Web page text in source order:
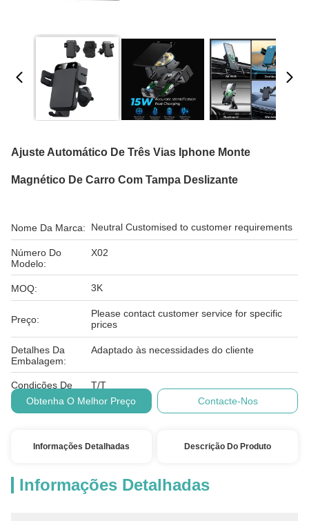
Ajuste Automático De Três Vias Iphone Monte
Magnético De Carro Com Tampa Deslizante
Nome Da Marca: Neutral Customised to customer requirements
Número Do
Modelo:
X02
MOQ: 3K
Preço:
Please contact customer service for specific
prices
Detalhes Da
Embalagem:
Adaptado às necessidades do cliente
Condições De
Pagamento:
T/T
Obtenha O Melhor Preço
Contacte-Nos
Informações Detalhadas Descrição Do Produto
Informações Detalhadas